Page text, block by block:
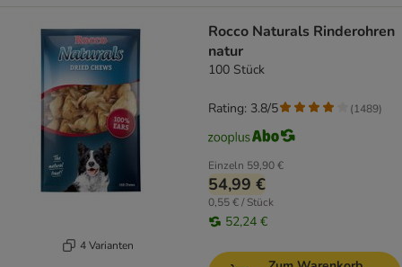
4 Varianten
Rocco Naturals Rinderohren
natur
100 Stück
Einzeln 59,90 €
54,99 €
0,55 € / Stück
52,24 €
Rating: 3.8/5 (1489)